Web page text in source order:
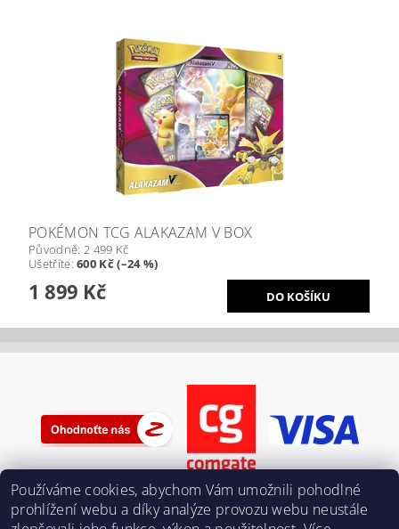
POKÉMON TCG ALAKAZAM V BOX
Původně: 2 499 Kč
Ušetříte:600 Kč (–24 %)
1 899 Kč
Používáme cookies, abychom Vám umožnili pohodlné
prohlížení webu a díky analýze provozu webu neustále